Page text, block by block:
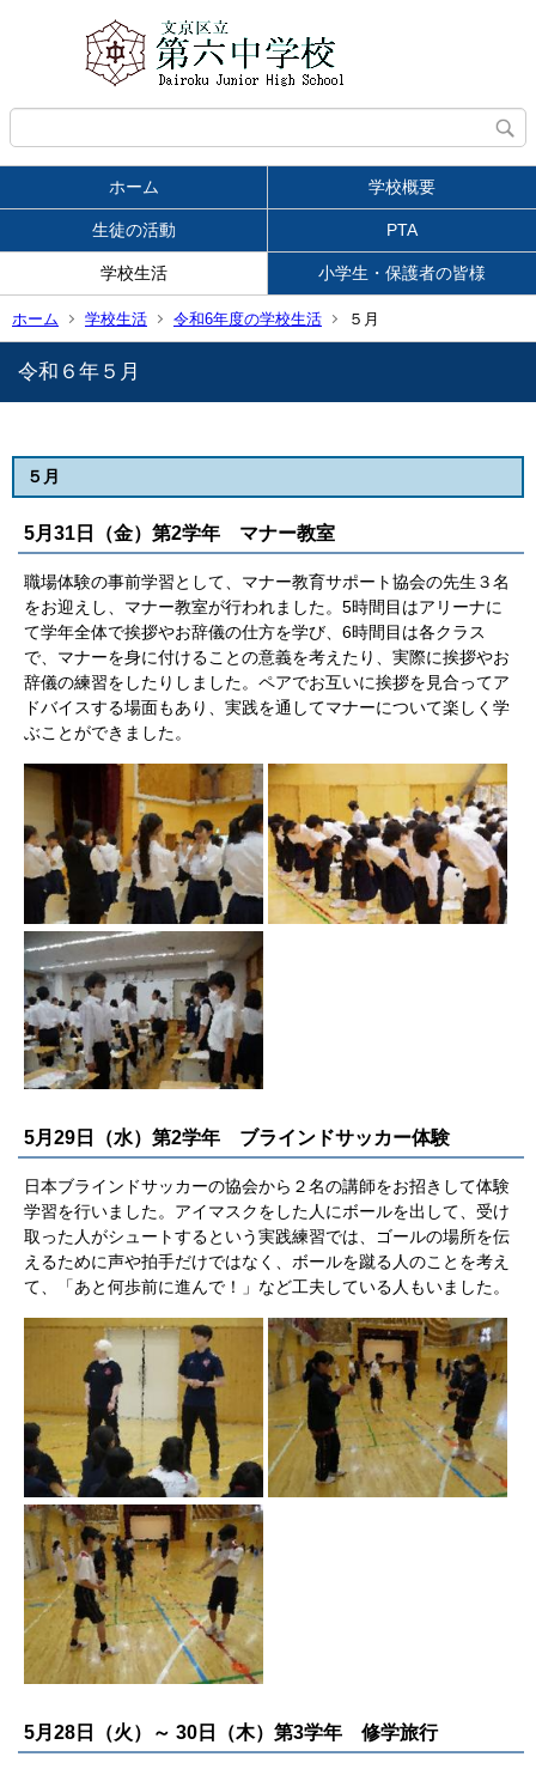
ホーム 学校概要
生徒の活動 PTA
学校生活 小学生・保護者の皆様
ホーム 学校生活 令和6年度の学校生活 ５月
令和６年５月
５月
5月31日（金）第2学年 マナー教室
職場体験の事前学習として、マナー教育サポート協会の先生３名
をお迎えし、マナー教室が行われました。5時間目はアリーナに
て学年全体で挨拶やお辞儀の仕方を学び、6時間目は各クラス
で、マナーを身に付けることの意義を考えたり、実際に挨拶やお
辞儀の練習をしたりしました。ペアでお互いに挨拶を見合ってア
ドバイスする場面もあり、実践を通してマナーについて楽しく学
ぶことができました。
5月29日（水）第2学年 ブラインドサッカー体験
日本ブラインドサッカーの協会から２名の講師をお招きして体験
学習を行いました。アイマスクをした人にボールを出して、受け
取った人がシュートするという実践練習では、ゴールの場所を伝
えるために声や拍手だけではなく、ボールを蹴る人のことを考え
て、「あと何歩前に進んで！」など工夫している人もいました。
5月28日（火）～ 30日（木）第3学年 修学旅行